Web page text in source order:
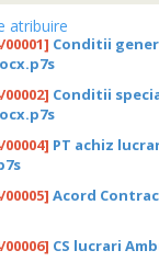
atribuire
00001] Conditii
00002] Conditii
00004] PT achiz
00005] Acord
00006] CS lucrari